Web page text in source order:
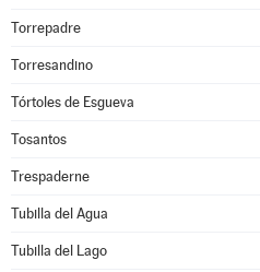
Torrepadre
Torresandino
Tórtoles de Esgueva
Tosantos
Trespaderne
Tubilla del Agua
Tubilla del Lago